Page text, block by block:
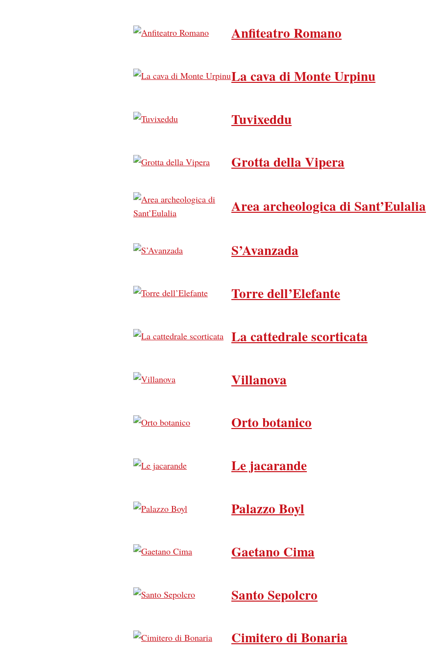
Anfiteatro Romano
La cava di Monte Urpinu
Tuvixeddu
Grotta della Vipera
Area archeologica di Sant’Eulalia
S’Avanzada
Torre dell’Elefante
La cattedrale scorticata
Villanova
Orto botanico
Le jacarande
Palazzo Boyl
Gaetano Cima
Santo Sepolcro
Cimitero di Bonaria